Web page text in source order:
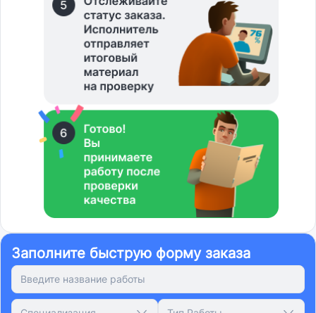
Заполните быструю форму заказа